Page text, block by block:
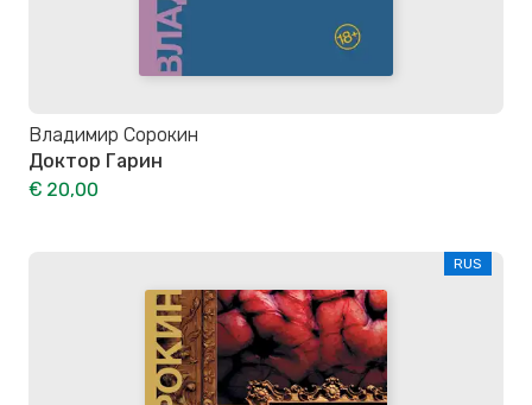
Владимир Сорокин
Доктор Гарин
€ 20,00
RUS